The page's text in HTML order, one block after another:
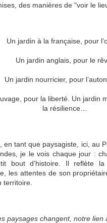
des manières de "voir le
Un jardin à la française, pour
Un jardin anglais, pour le
Un jardin nourricier, pour
pour la liberté. Un jardin
la résilience…
en tant que paysagiste, ici, au
je le vois chaque jour :
bout d’histoire. Il reflète
les attentes de son
territoire.
paysages changent, notre lien